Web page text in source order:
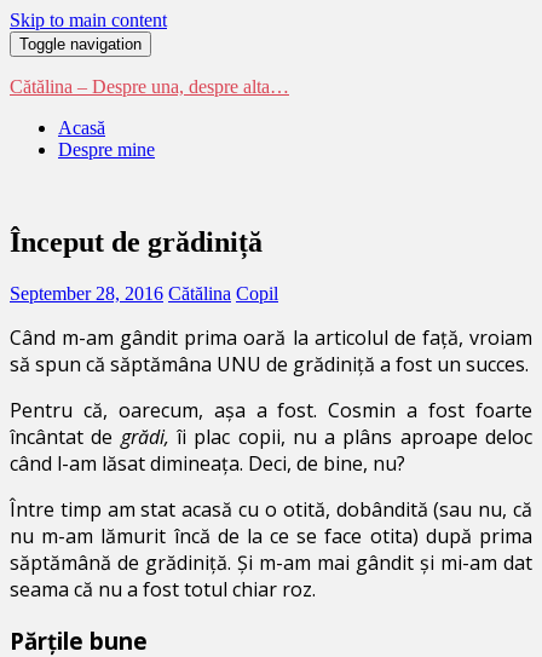
Skip to main content
Toggle navigation
Cătălina – Despre una, despre alta…
Acasă
Despre mine
Început de grădiniță
September 28, 2016 Cătălina Copil
Când m-am gândit prima oară la articolul de față, vroiam
să spun că săptămâna UNU de grădiniță a fost un succes.
Pentru că, oarecum, așa a fost. Cosmin a fost foarte
încântat de grădi, îi plac copii, nu a plâns aproape deloc
când l-am lăsat dimineața. Deci, de bine, nu?
Între timp am stat acasă cu o otită, dobândită (sau nu, că
nu m-am lămurit încă de la ce se face otita) după prima
săptămână de grădiniță. Și m-am mai gândit și mi-am dat
seama că nu a fost totul chiar roz.
Părțile bune